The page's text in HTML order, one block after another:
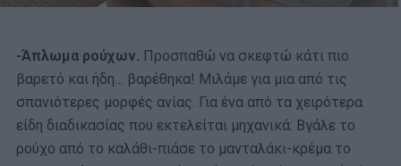
-Άπλωμα ρούχων. Προσπαθώ να σκεφτώ κάτι πιο
βαρετό και ήδη… βαρέθηκα! Μιλάμε για μια από τις
σπανιότερες μορφές ανίας. Για ένα από τα χειρότερα
είδη διαδικασίας που εκτελείται μηχανικά: Βγάλε το
ρούχο από το καλάθι-πιάσε το μανταλάκι-κρέμα το